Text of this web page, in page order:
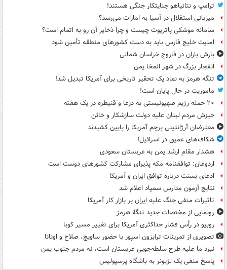
ترامپ و نتانیاهو جنایتکار جنگی هستند!
میزبانی استقلال در آسیا به امارات می‌رسد؟
سامانه موشکی پاتریوت چیست و چرا ذخایر آن رو به اتمام است؟
امنیت خلیج فارس باید به دست کشورهای منطقه تأمین شود
بارش باران در فاروج خراسان شمالی
انفجار بزرگ در شهر المخا یمن
تنگه هرمز به نماد یک تحقیر تاریخی برای آمریکا تبدیل شد!
ماموریت در حال پایان است!
۲۰ حمله رژیم صهیونیستی به درعا و قنیطره در یک هفته
خیزش مردم لبنان علیه دولت سازشکار و خائن
معترضان آرژانتینی پرچم آمریکا را پایین کشیدند
شکاف‌های عمیق در اسرائیل!
هشدار مقام ارشد یمن به عربستان سعودی
اردوغان: توافقنامه مکه پذیرای مشارکت کشورهای دوست است
ادعای بسنت درباره توافق ایران و آمریکا
نتایج آزمون مدارس سمپاد اعلام شد
تاثیرات منفی جنگ علیه ایران بر بازار کار آمریکا
رونمایی از مختصات جدید تنگۀ هرمز
روبیو در رأس فشار حداکثری آمریکا برای تغییر مسیر کوبا
تصویری از تمرینات ترابزون اسپور با حضور ساویچ، صلاح و اونانا
نبرد ما علیه طرح سلطه‌جویی عربستان است، نه مردم جنوب یمن
پاسخ منفی یک لژیونر به باشگاه پرسپولیس